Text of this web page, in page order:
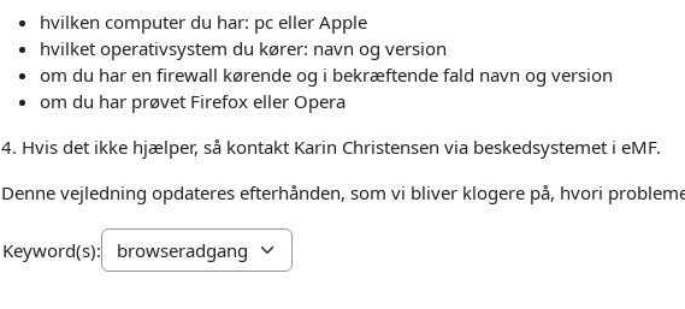
hvilken computer du har: pc eller Apple
hvilket operativsystem du kører: navn og version
om du har en firewall kørende og i bekræftende fald navn og version
om du har prøvet Firefox eller Opera
4. Hvis det ikke hjælper, så kontakt Karin Christensen via beskedsystemet i eMF.
Denne vejledning opdateres efterhånden, som vi bliver klogere på, hvori
Keyword(s):